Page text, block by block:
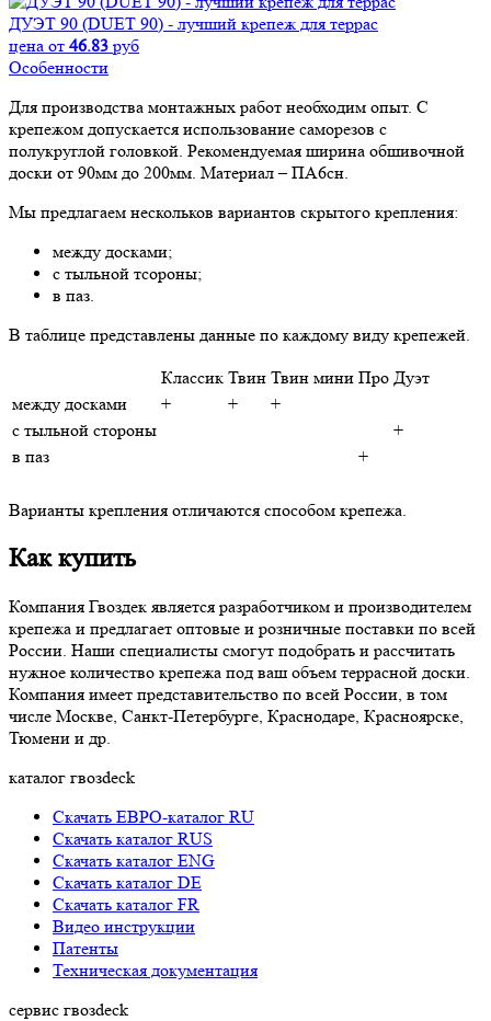
ДУЭТ 90 (DUET 90) - лучший крепеж для террас
цена от 46.83 руб
Особенности
Для производства монтажных работ необходим опыт. С
крепежом допускается использование саморезов с
полукруглой головкой. Рекомендуемая ширина обшивочной
доски от 90мм до 200мм. Материал – ПА6сн.
Мы предлагаем нескольков вариантов скрытого крепления:
между досками;
с тыльной тсороны;
в паз.
В таблице представлены данные по каждому виду крепежей.
Классик Твин Твин мини Про Дуэт
между досками
+ +
+
с тыльной стороны
+
в паз
+
Варианты крепления отличаются способом крепежа.
Как купить
Компания Гвоздек является разработчиком и производителем
крепежа и предлагает оптовые и розничные поставки по всей
России. Наши специалисты смогут подобрать и рассчитать
нужное количество крепежа под ваш объем террасной доски.
Компания имеет представительство по всей России, в том
числе Москве, Санкт-Петербурге, Краснодаре, Красноярске,
Тюмени и др.
каталог гвозdeck
Скачать ЕВРО-каталог RU
Скачать каталог RUS
Cкачать каталог ENG
Cкачать каталог DE
Cкачать каталог FR
Видео инструкции
Патенты
Техническая документация
сервис гвозdeck